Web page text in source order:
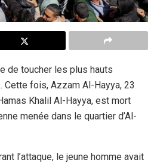
de toucher les plus hauts
Cette fois, Azzam Al-Hayya, 23
Khalil Al-Hayya, est mort
menée dans le quartier d’Al-
l’attaque, le jeune homme avait